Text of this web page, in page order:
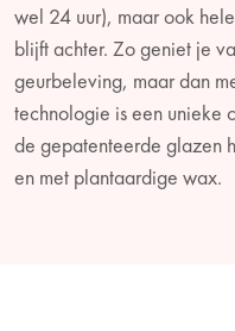
wel 24 uur), maar ook
blijft achter. Zo geniet je
geurbeleving, maar dan
technologie is een unieke
de gepatenteerde glazen
en met plantaardige wax.